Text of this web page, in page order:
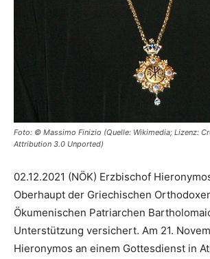
Foto: © Massimo Finizio (Quelle: Wikimedia; Lizenz:
Attribution 3.0 Unported)
02.12.2021 (NÖK) Erzbischof
Oberhaupt der Griechischen
Ökumenischen Patriarchen
Unterstützung versichert. Am 21.
Hieronymos an einem Gottesdienst in